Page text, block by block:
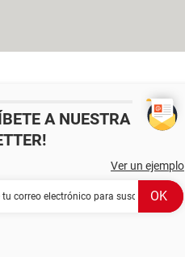
A NUESTRA
Ver un ejemplo